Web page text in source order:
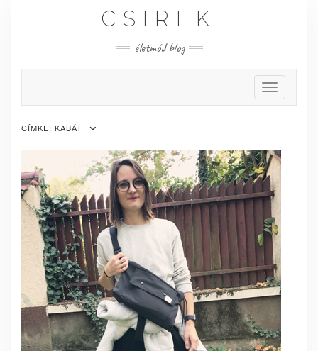
CSIREK
életmód blog
Toggle
CÍMKE: KABÁT